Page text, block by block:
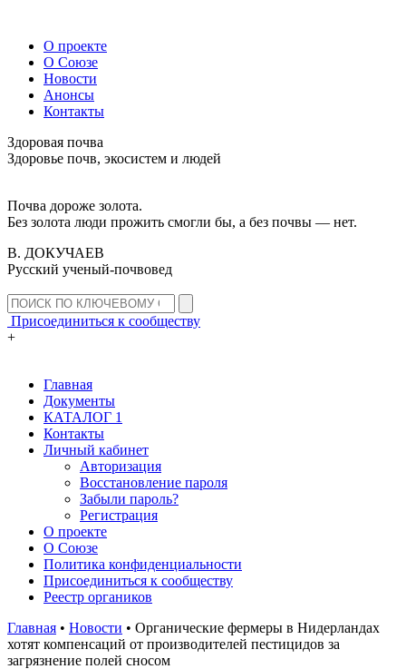
О проекте
О Союзе
Новости
Анонсы
Контакты
Здоровая почва
Здоровье почв, экосистем и людей
Почва дороже золота.
Без золота люди прожить смогли бы, а без почвы — нет.
В. ДОКУЧАЕВ
Русский ученый-почвовед
Присоединиться к сообществу
+
Главная
Документы
КАТАЛОГ 1
Контакты
Личный кабинет
Авторизация
Восстановление пароля
Забыли пароль?
Регистрация
О проекте
О Союзе
Политика конфиденциальности
Присоединиться к сообществу
Реестр органиков
Главная • Новости • Органические фермеры в Нидерландах
хотят компенсаций от производителей пестицидов за
загрязнение полей сносом